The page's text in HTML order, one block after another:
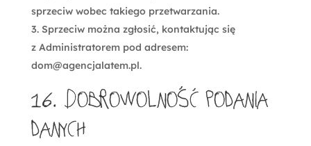
sprzeciw wobec takiego przetwarzania.
Sprzeciw można zgłosić, kontaktując się
z Administratorem pod adresem:
dom@agencjalatem.pl.
16. Dobrowolność podania
danych